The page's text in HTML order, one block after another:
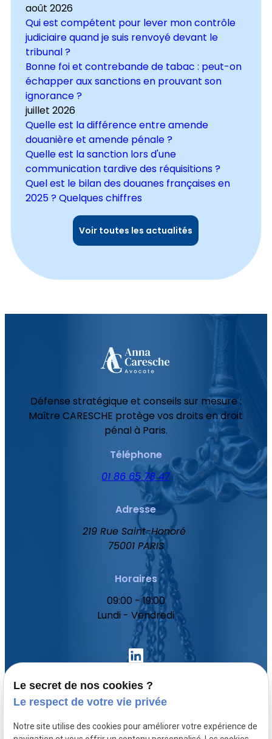
août 2026
Qui est compétent pour lever mon contrôle
judiciaire quand je suis renvoyé devant le
tribunal ?
Bonne foi et contrebande de tabac : peut-on
échapper aux sanctions en prouvant son
ignorance ?
juillet 2026
Quelle est la différence entre amende
douanière et amende pénale ?
Quelle est la sanction lors d'une
communication tardive des réquisitions ?
Quel est le bilan des douanes françaises en
2025 ? Quelques chiffres
Voir toutes les actualités
Défense stratégique et conseils sur mesure :
Maître CARESCHE protège vos droits en droit
pénal à Paris.
Téléphone
01 86 65 78 47
Adresse
219 Rue Saint-Honoré
75001 PARIS
Horaires
09:00 - 19:00
Lundi - Vendredi
Votre avocat
Le secret de nos cookies ?
Le respect de votre vie privée
Notre site utilise des cookies pour améliorer votre expérience de